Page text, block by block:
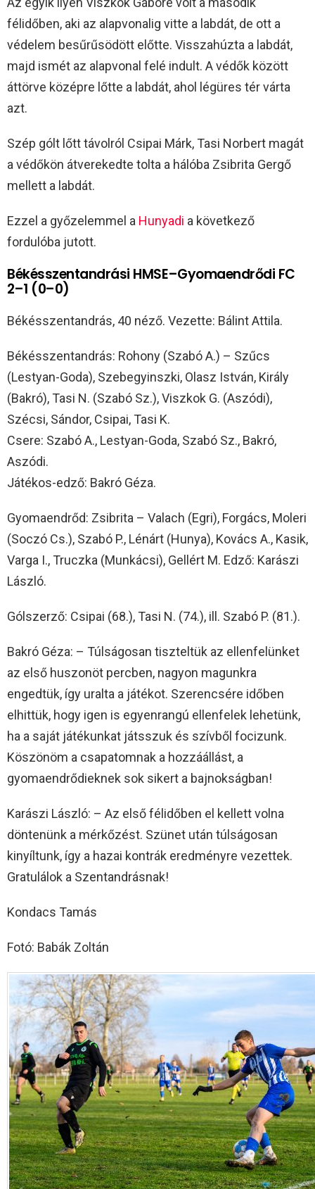
félidőben, aki az alapvonalig vitte a labdát, de ott a
védelem besűrűsödött előtte. Visszahúzta a labdát,
majd ismét az alapvonal felé indult. A védők között
áttörve középre lőtte a labdát, ahol légüres tér várta
azt.
Szép gólt lőtt távolról Csipai Márk, Tasi Norbert magát
a védőkön átverekedte tolta a hálóba Zsibrita Gergő
mellett a labdát.
Ezzel a győzelemmel a Hunyadi a következő
fordulóba jutott.
Békésszentandrási HMSE–Gyomaendrődi FC
2–1 (0–0)
Békésszentandrás, 40 néző. Vezette: Bálint Attila.
Békésszentandrás: Rohony (Szabó A.) – Szűcs
(Lestyan-Goda), Szebegyinszki, Olasz István, Király
(Bakró), Tasi N. (Szabó Sz.), Viszkok G. (Aszódi),
Szécsi, Sándor, Csipai, Tasi K.
Csere: Szabó A., Lestyan-Goda, Szabó Sz., Bakró,
Aszódi.
Játékos-edző: Bakró Géza.
Gyomaendrőd: Zsibrita – Valach (Egri), Forgács, Moleri
(Soczó Cs.), Szabó P., Lénárt (Hunya), Kovács A., Kasik,
Varga I., Truczka (Munkácsi), Gellért M. Edző: Karászi
László.
Gólszerző: Csipai (68.), Tasi N. (74.), ill. Szabó P. (81.).
Bakró Géza: – Túlságosan tiszteltük az ellenfelünket
az első huszonöt percben, nagyon magunkra
engedtük, így uralta a játékot. Szerencsére időben
elhittük, hogy igen is egyenrangú ellenfelek lehetünk,
ha a saját játékunkat játsszuk és szívből focizunk.
Köszönöm a csapatomnak a hozzáállást, a
gyomaendrődieknek sok sikert a bajnokságban!
Karászi László: – Az első félidőben el kellett volna
döntenünk a mérkőzést. Szünet után túlságosan
kinyíltunk, így a hazai kontrák eredményre vezettek.
Gratulálok a Szentandrásnak!
Kondacs Tamás
Fotó: Babák Zoltán